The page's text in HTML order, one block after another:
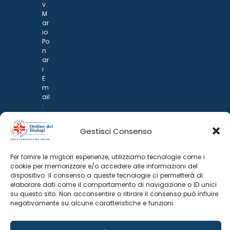
Gestisci Consenso
Per fornire le migliori esperienze, utilizziamo tecnologie come i
cookie per memorizzare e/o accedere alle informazioni del
dispositivo. Il consenso a queste tecnologie ci permetterà di
elaborare dati come il comportamento di navigazione o ID unici
su questo sito. Non acconsentire o ritirare il consenso può influire
negativamente su alcune caratteristiche e funzioni.
v.
M
ar
io
Po
n
ar
i
E
m
ail
:
d
@
p
o
n
ar
i.it